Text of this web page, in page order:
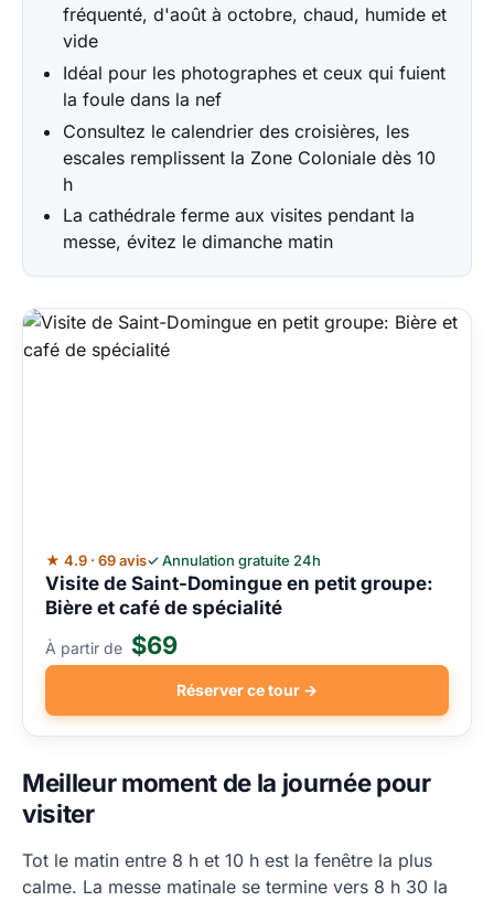
fréquenté, d'août à octobre, chaud, humide et
vide
Idéal pour les photographes et ceux qui fuient
la foule dans la nef
Consultez le calendrier des croisières, les
escales remplissent la Zone Coloniale dès 10
h
La cathédrale ferme aux visites pendant la
messe, évitez le dimanche matin
★ 4.9 · 69 avis✓ Annulation gratuite 24h
Visite de Saint-Domingue en petit groupe:
Bière et café de spécialité
À partir de $69
Réserver ce tour →
Meilleur moment de la journée pour
visiter
Tot le matin entre 8 h et 10 h est la fenêtre la plus
calme. La messe matinale se termine vers 8 h 30 la